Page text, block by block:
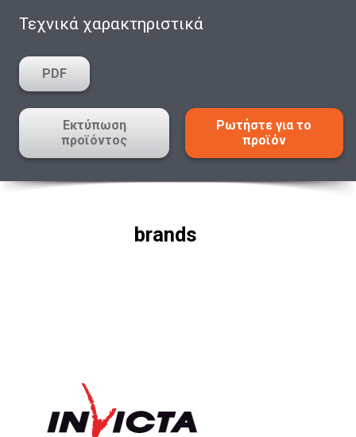
Τεχνικά χαρακτηριστικά
PDF
Εκτύπωση
προϊόντος
Ρωτήστε για το
προϊόν
brands